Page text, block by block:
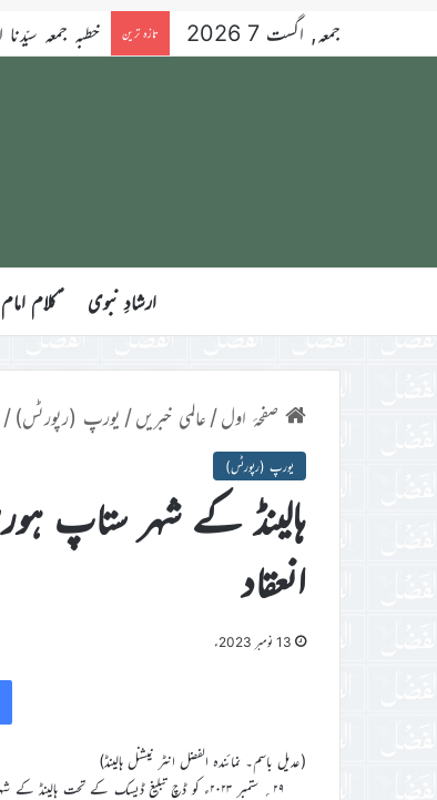
جمعہ, اگست 7 2026 تازہ ترین خطبہ جمعہ سیّدنا
ارشادِ نبوی ؑکلام
صفحۂ اول/ عالمی خبریں/ یورپ (رپورٹس) /
یورپ (رپورٹس)
ہالینڈ کے شہر ستاپ
انعقاد
13 نومبر 2023ء
(عدیل باسم۔ نمائندہ الفضل انٹر نیشنل ہالینڈ)
۲۹؍ ستمبر ۲۰۲۳ء کو ڈچ تبلیغ ڈیسک کے تحت